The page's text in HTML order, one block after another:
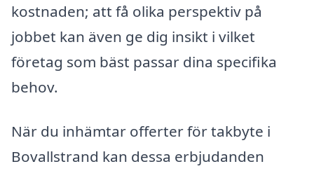
kostnaden; att få olika perspektiv på
jobbet kan även ge dig insikt i vilket
företag som bäst passar dina specifika
behov.
När du inhämtar offerter för takbyte i
Bovallstrand kan dessa erbjudanden